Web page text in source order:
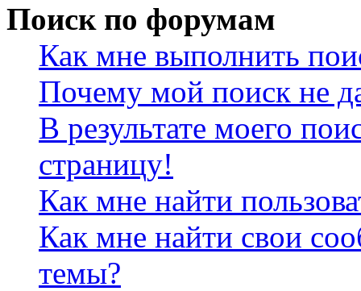
Поиск по форумам
Как мне выполнить
Почему мой поиск не
В результате моего
страницу!
Как мне найти
Как мне найти свои
темы?